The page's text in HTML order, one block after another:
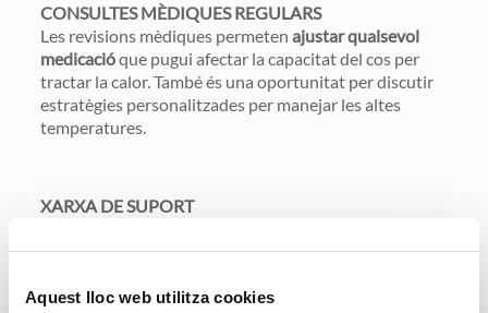
Aquest lloc web utilitza cookies
CONSULTES MÈDIQUES REGULARS
Les revisions mèdiques permeten ajustar qualsevol
medicacióque pugui afectar la capacitat del cos per
tractar la calor. També és una oportunitat per discutir
estratègies personalitzades per manejar les altes
temperatures.
XARXA DE SUPORT
veïns o persones cuidadoresque puguin oferir ajuda i
prevenció és de gran ajuda.